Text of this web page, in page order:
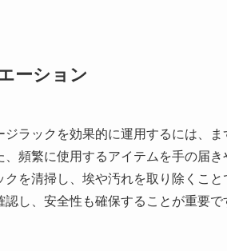
ーション
ジラックを効果的に運用するには、
、頻繁に使用するアイテムを手の届
クを清掃し、埃や汚れを取り除くこ
認し、安全性も確保することが重要で